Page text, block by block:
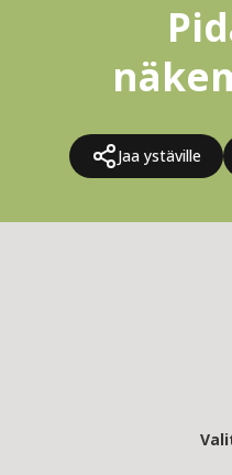
Jaa ystäville